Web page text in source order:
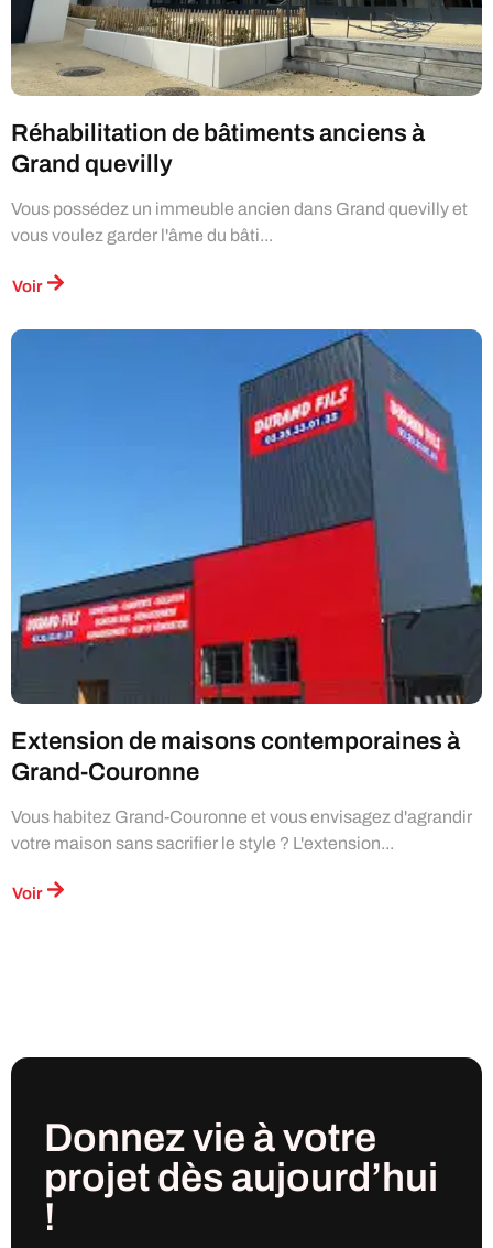
Réhabilitation de bâtiments anciens à
Grand quevilly
Vous possédez un immeuble ancien dans Grand quevilly et
vous voulez garder l'âme du bâti...
Voir
Extension de maisons contemporaines à
Grand-Couronne
Vous habitez Grand-Couronne et vous envisagez d'agrandir
votre maison sans sacrifier le style ? L'extension...
Voir
Donnez vie à votre
projet dès aujourd’hui
!